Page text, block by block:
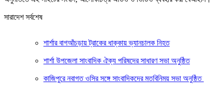
সারাদেশ সর্বশেষ
শার্শার বাগআঁচড়ায় ট্রাকের ধাক্কায় ভ্যানচালক নিহত
শার্শা উপজেলা সাংবাদিক ঐক্য পরিষদের সাধারণ সভা অনুষ্ঠিত
কাজিপুরে নবাগত ওসির সঙ্গে সাংবাদিকদের মতবিনিময় সভা অনুষ্ঠিত